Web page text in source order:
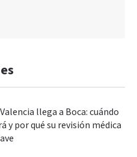
llega a Boca: cuándo
y por qué su revisión médica